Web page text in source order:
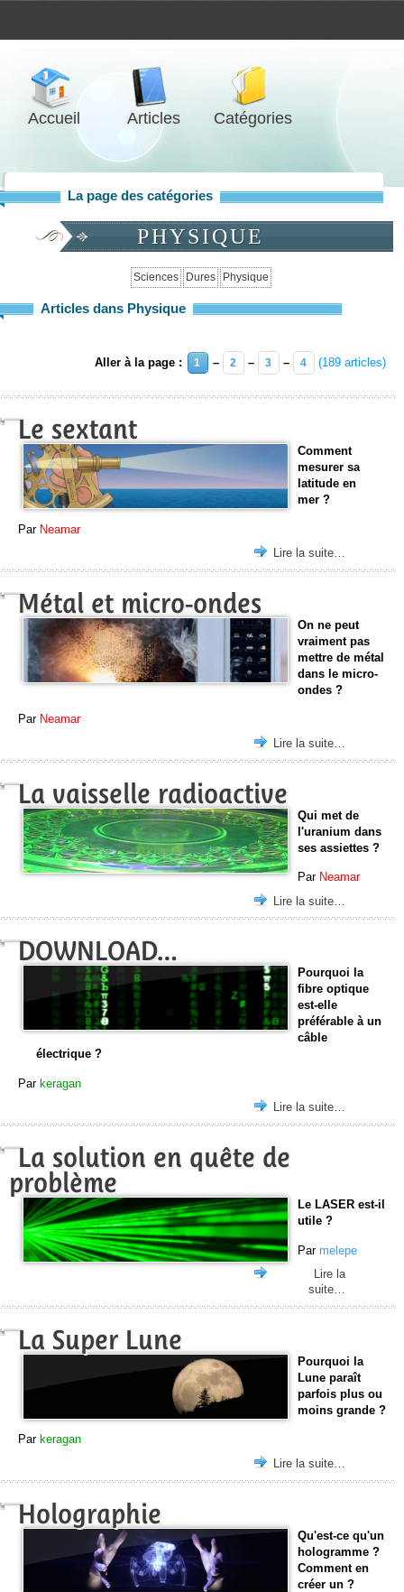
Accueil Articles Catégories
La page des catégories
PHYSIQUE
Sciences Dures Physique
Articles dans Physique
Aller à la page : 1 – 2 – 3 – 4 (189 articles)
Le sextant
Comment
mesurer sa
latitude en
mer ?
Par Neamar
Lire la suite…
Métal et micro-ondes
On ne peut
vraiment pas
mettre de métal
dans le micro-
ondes ?
Par Neamar
Lire la suite…
La vaisselle radioactive
Qui met de
l'uranium dans
ses assiettes ?
Par Neamar
Lire la suite…
DOWNLOAD…
Pourquoi la
fibre optique
est-elle
préférable à un
câble
électrique ?
Par keragan
Lire la suite…
La solution en quête de
problème
Le LASER est-il
utile ?
Par melepe
Lire la
suite…
La Super Lune
Pourquoi la
Lune paraît
parfois plus ou
moins grande ?
Par keragan
Lire la suite…
Holographie
Qu'est-ce qu'un
hologramme ?
Comment en
créer un ?